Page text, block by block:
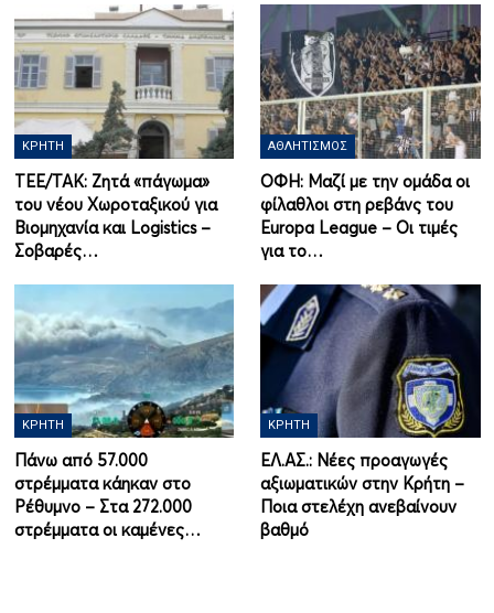
ΚΡΉΤΗ
ΤΕΕ/ΤΑΚ: Ζητά «πάγωμα»
του νέου Χωροταξικού για
Βιομηχανία και Logistics –
Σοβαρές…
ΑΘΛΗΤΙΣΜΌΣ
ΟΦΗ: Μαζί με την ομάδα οι
φίλαθλοι στη ρεβάνς του
Europa League – Οι τιμές
για το…
ΚΡΉΤΗ
Πάνω από 57.000
στρέμματα κάηκαν στο
Ρέθυμνο – Στα 272.000
στρέμματα οι καμένες…
ΚΡΉΤΗ
ΕΛ.ΑΣ.: Νέες προαγωγές
αξιωματικών στην Κρήτη –
Ποια στελέχη ανεβαίνουν
βαθμό